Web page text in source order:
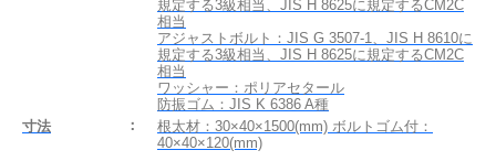
規定する3級相当、JIS H 8625に規定するCM2C
相当
アジャストボルト：JIS G 3507-1、JIS H 8610に
規定する3級相当、JIS H 8625に規定するCM2C
相当
ワッシャー：ポリアセタール
防振ゴム：JIS K 6386 A種
寸法
根太材：30×40×1500(mm) ボルトゴム付：
40×40×120(mm)